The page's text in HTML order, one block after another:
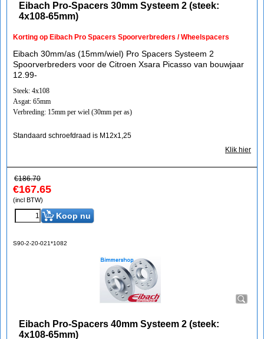
Eibach Pro-Spacers 30mm Systeem 2 (steek:
4x108-65mm)
Korting op Eibach Pro Spacers Spoorverbreders / Wheelspacers
Eibach 30mm/as (15mm/wiel) Pro Spacers Systeem 2
Spoorverbreders voor de Citroen Xsara Picasso van bouwjaar
12.99-
Steek: 4x108
Asgat: 65mm
Verbreding: 15mm per wiel (30mm per as)
Standaard schroefdraad is M12x1,25
Klik hier
€186.70
€167.65
(incl BTW)
Koop nu
S90-2-20-021*1082
Eibach Pro-Spacers 40mm Systeem 2 (steek:
4x108-65mm)